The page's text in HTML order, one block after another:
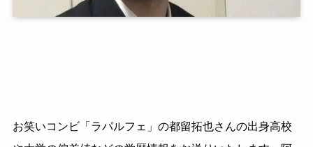
お笑いコンビ「ラパルフェ」の都留拓也さんの出身高校